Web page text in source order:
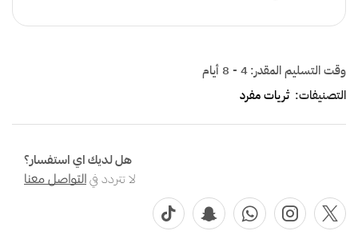
وقت التسليم المقدر:4 - 8 أيام
التصنيفات: ثريات مفرد
هل لديك اي استفسار؟
لا تتردد فيالتواصل معنا